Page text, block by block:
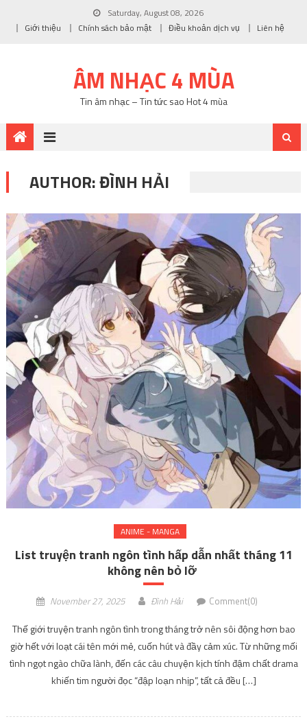
Saturday, August 08, 2026
Giới thiệu
Chính sách bảo mật Điều khoản dịch vụ Liên hệ
ÂM NHẠC 4 MÙA
Tin âm nhạc – Tin tức sao Hot 4 mùa
AUTHOR:ĐÌNH HẢI
ANIME - MANGA
List truyện tranh ngôn tình hấp dẫn nhất tháng 11
không nên bỏ lỡ
November 27, 2025 Đình Hải Comment(0)
Thế giới truyện tranh ngôn tình trong tháng trở nên sôi động hơn bao
giờ hết với loạt cái tên mới mẻ, cuốn hút và đầy cảm xúc. Từ những mối
tình ngọt ngào chữa lành, đến các câu chuyện kịch tính đậm chất drama
khiến tim người đọc “đập loạn nhịp”, tất cả đều […]